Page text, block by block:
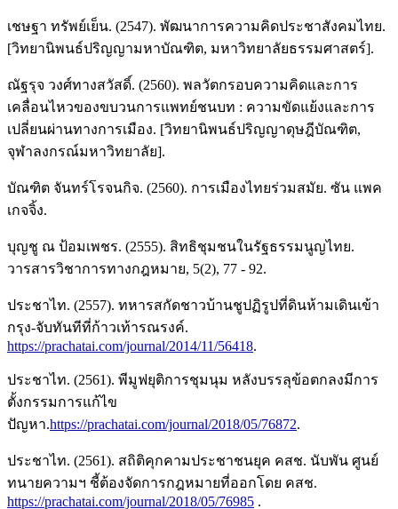
เชษฐา ทรัพย์เย็น. (2547). พัฒนาการความคิดประชาสังคมไทย.
[วิทยานิพนธ์ปริญญามหาบัณฑิต, มหาวิทยาลัยธรรมศาสตร์].
ณัฐรุจ วงศ์ทางสวัสดิ์. (2560). พลวัตกรอบความคิดและการ
เคลื่อนไหวของขบวนการแพทย์ชนบท : ความขัดแย้งและการ
เปลี่ยนผ่านทางการเมือง. [วิทยานิพนธ์ปริญญาดุษฎีบัณฑิต,
จุฬาลงกรณ์มหาวิทยาลัย].
บัณฑิต จันทร์โรจนกิจ. (2560). การเมืองไทยร่วมสมัย. ซัน แพค
เกจจิ้ง.
บุญชู ณ ป้อมเพชร. (2555). สิทธิชุมชนในรัฐธรรมนูญไทย.
วารสารวิชาการทางกฎหมาย, 5(2), 77 - 92.
ประชาไท. (2557). ทหารสกัดชาวบ้านชูปฏิรูปที่ดินห้ามเดินเข้า
กรุง-จับทันทีที่ก้าวเท้ารณรงค์.
https://prachatai.com/journal/2014/11/56418.
ประชาไท. (2561). พีมูฟยุติการชุมนุม หลังบรรลุข้อตกลงมีการ
ตั้งกรรมการแก้ไข
ปัญหา.https://prachatai.com/journal/2018/05/76872.
ประชาไท. (2561). สถิติคุกคามประชาชนยุค คสช. นับพัน ศูนย์
ทนายความฯ ชี้ต้องจัดการกฎหมายที่ออกโดย คสช.
https://prachatai.com/journal/2018/05/76985 .